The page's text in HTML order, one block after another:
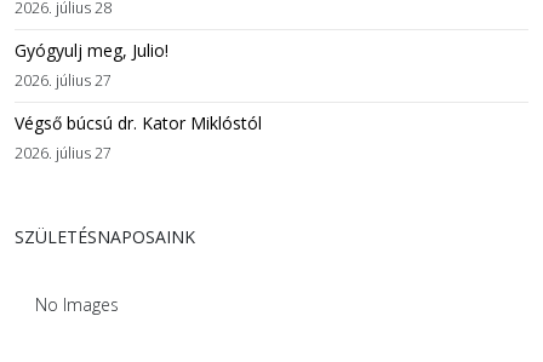
2026. július 28
Gyógyulj meg, Julio!
2026. július 27
Végső búcsú dr. Kator Miklóstól
2026. július 27
SZÜLETÉSNAPOSAINK
No Images